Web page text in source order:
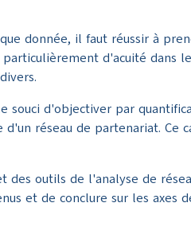
donnée, il faut réussir à
d'acuité dans
d'objectiver par
réseau de partenariat.
outils de l'analyse de
et de conclure sur les